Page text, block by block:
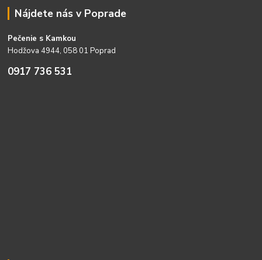
Nájdete nás v Poprade
Pečenie s Kamkou
Hodžova 4944, 058 01 Poprad
0917 736 531